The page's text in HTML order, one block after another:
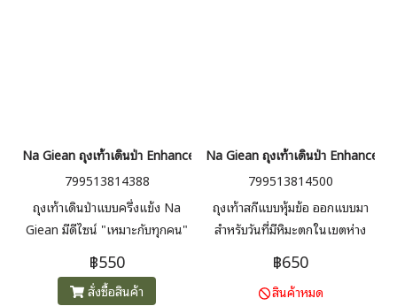
Na Giean ถุงเท้าเดินป่า Enhanced Medium Weight Crew Hiking
799513814388
ถุงเท้าเดินป่าแบบครึ่งแข้ง Na
Giean มีดีไซน์ "เหมาะกับทุกคน"
ไม่ว่าจะเป็นพื้นที่ชุ่มน้ำ ป่า หรือ
ภูเขาหิน ขนแกะเมอริโน่ 100%
฿550
สั่งซื้อสินค้า
Na Giean ถุงเท้าเดินป่า
799513814500
ถุงเท้าสกีแบบหุ้มข้อ ออกแบบมา
สำหรับวันที่มีหิมะตกในเขตห่าง
ปานกลางขั้นสูงของ Na Giean จะ
ช่วยให้เท้าของคุณแห้งและอบอุ่น
฿650
สินค้าหมด